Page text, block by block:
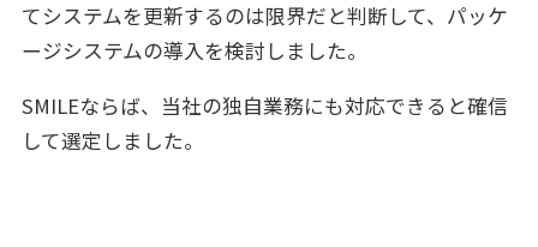
てシステムを更新するのは限界だと判断して、パッケ
ージシステムの導入を検討しました。
SMILEならば、当社の独自業務にも対応できると確信
して選定しました。